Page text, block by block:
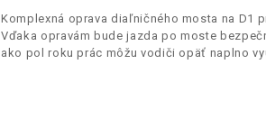
Komplexná oprava diaľničného mosta na D1
Vďaka opravám bude jazda po moste
ako pol roku prác môžu vodiči opäť naplno